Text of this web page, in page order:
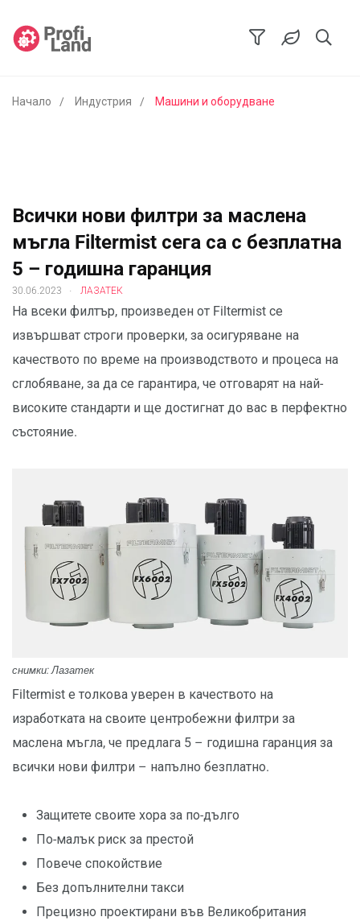
Начало Индустрия Машини и оборудване
Всички нови филтри за маслена
мъгла Filtermist сега са с безплатна
5 – годишна гаранция
30.06.2023 . ЛАЗАТЕК
На всеки филтър, произведен от Filtermist се
извършват строги проверки, за осигуряване на
качеството по време на производството и процеса на
сглобяване, за да се гарантира, че отговарят на най-
високите стандарти и ще достигнат до вас в перфектно
състояние.
снимки: Лазатек
Filtermist е толкова уверен в качеството на
изработката на своите центробежни филтри за
маслена мъгла, че предлага 5 – годишна гаранция за
всички нови филтри – напълно безплатно.
Защитете своите хора за по-дълго
По-малък риск за престой
Повече спокойствие
Без допълнителни такси
Прецизно проектирани във Великобритания